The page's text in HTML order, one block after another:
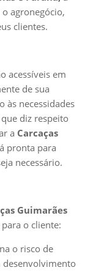
agronegócio,
clientes.
acessíveis em
de sua
às necessidades
diz respeito
a Carcaças
pronta para
necessário.
Guimarães
o cliente:
o risco de